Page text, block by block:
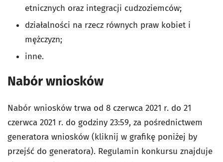
etnicznych oraz integracji cudzoziemców;
działalności na rzecz równych praw kobiet i
mężczyzn;
inne.
Nabór wniosków
Nabór wniosków trwa od 8 czerwca 2021 r. do 21
czerwca 2021 r. do godziny 23:59, za pośrednictwem
generatora wniosków (kliknij w grafikę poniżej by
przejść do generatora). Regulamin konkursu znajduje